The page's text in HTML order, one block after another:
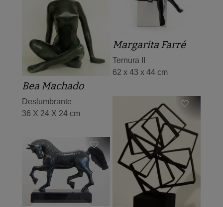
Margarita Farré
Ternura II
62 x 43 x 44 cm
Bea Machado
Deslumbrante
36 X 24 X 24 cm